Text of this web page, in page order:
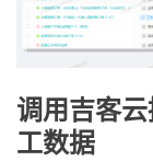
调用吉客
工数据